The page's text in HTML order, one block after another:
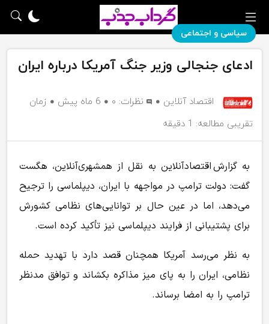
سیاسی و اجتماعی
ادعای جنجالی وزیر جنگ آمریکا درباره ایران
اقتصاد آنلاین نظرات: ۰ 6 ماه پیش
زمان
تقریبی مطالعه: 1 دقیقه
به گزارش اقتصادآنلاین به نقل از همشهری‌آنلاین، هگست
گفت: دولت ترامپ در مواجهه با ایران، دیپلماسی را ترجیح
می‌دهد، اما در عین حال بر توانایی‌های نظامی کشورش
برای پشتیبانی از فرایند دیپلماسی نیز تأکید کرده است.
به نظر می‌رسد آمریکا همچنان قصد دارد با تهدید حمله
نظامی، ایران را به پای میز مذاکره بکشاند و توافق مدنظر
ترامپ را به امضا برساند.